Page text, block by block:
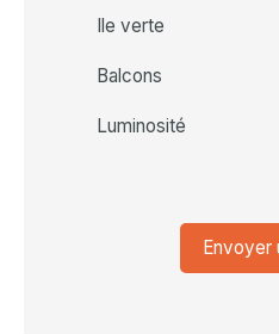
Ile verte
Balcons
Luminosité
Envoyer